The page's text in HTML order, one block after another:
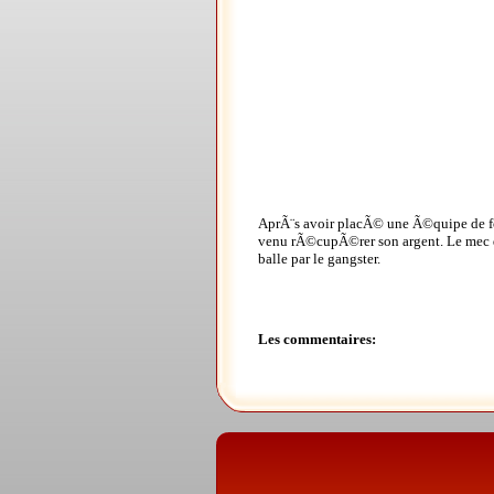
AprÃ¨s avoir placÃ© une Ã©quipe de
venu rÃ©cupÃ©rer son argent. Le mec
balle par le gangster.
Les commentaires: